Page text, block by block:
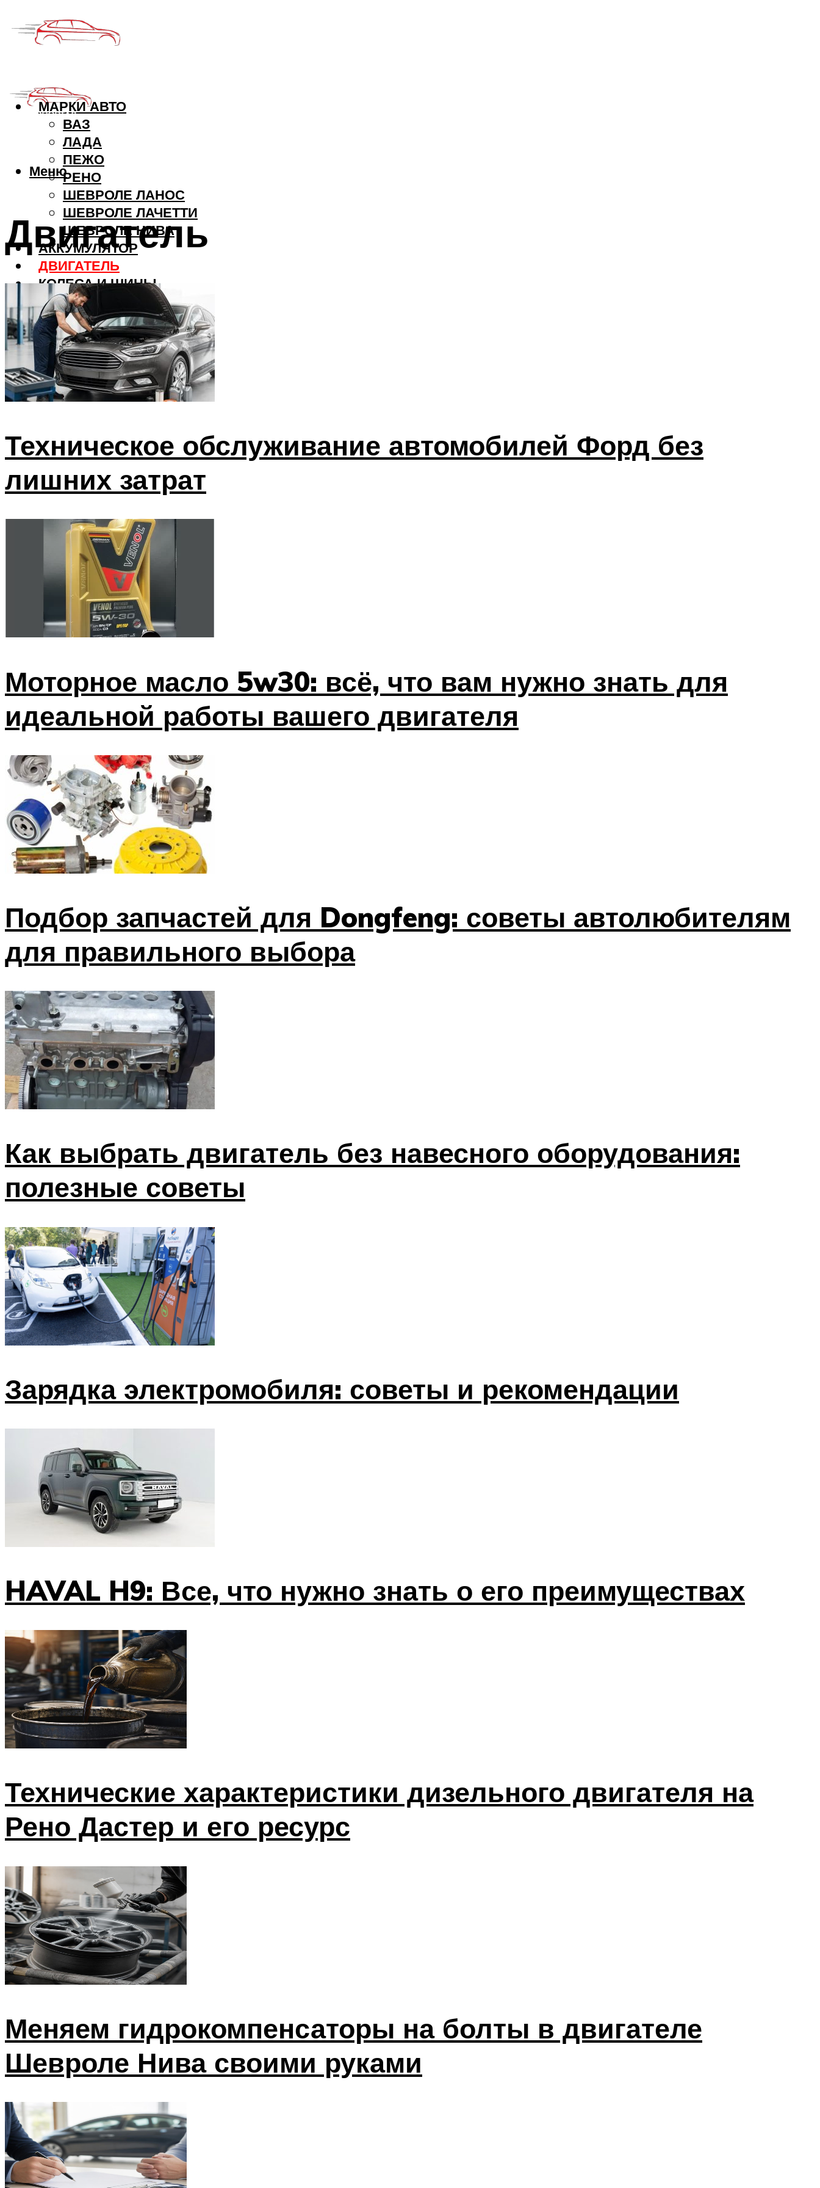
МАРКИ АВТО
ВАЗ
ЛАДА
ПЕЖО
РЕНО
ШЕВРОЛЕ ЛАНОС
ШЕВРОЛЕ ЛАЧЕТТИ
ШЕВРОЛЕ НИВА
АККУМУЛЯТОР
ДВИГАТЕЛЬ
КОЛЕСА И ШИНЫ
РАДИАТОР
САЛОН
Меню
Меню
Двигатель
Техническое обслуживание автомобилей Форд без
лишних затрат
Моторное масло 5w30: всё, что вам нужно знать для
идеальной работы вашего двигателя
Подбор запчастей для Dongfeng: советы автолюбителям
для правильного выбора
Как выбрать двигатель без навесного оборудования:
полезные советы
Зарядка электромобиля: советы и рекомендации
HAVAL H9: Все, что нужно знать о его преимуществах
Технические характеристики дизельного двигателя на
Рено Дастер и его ресурс
Меняем гидрокомпенсаторы на болты в двигателе
Шевроле Нива своими руками